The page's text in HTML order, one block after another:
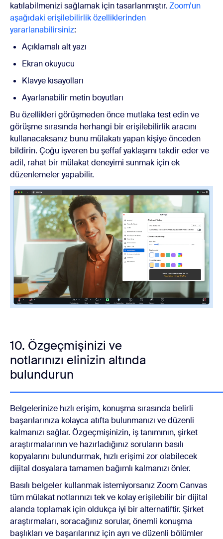
katılabilmenizi sağlamak için tasarlanmıştır. Zoom’un
aşağıdaki erişilebilirlik özelliklerinden
yararlanabilirsiniz:
Açıklamalı alt yazı
Ekran okuyucu
Klavye kısayolları
Ayarlanabilir metin boyutları
Bu özellikleri görüşmeden önce mutlaka test edin ve
görüşme sırasında herhangi bir erişilebilirlik aracını
kullanacaksanız bunu mülakatı yapan kişiye önceden
bildirin. Çoğu işveren bu şeffaf yaklaşımı takdir eder ve
adil, rahat bir mülakat deneyimi sunmak için ek
düzenlemeler yapabilir.
10. Özgeçmişinizi ve
notlarınızı elinizin altında
bulundurun
Belgelerinize hızlı erişim, konuşma sırasında belirli
başarılarınıza kolayca atıfta bulunmanızı ve düzenli
kalmanızı sağlar. Özgeçmişinizin, iş tanımının, şirket
araştırmalarının ve hazırladığınız soruların basılı
kopyalarını bulundurmak, hızlı erişimi zor olabilecek
dijital dosyalara tamamen bağımlı kalmanızı önler.
Basılı belgeler kullanmak istemiyorsanız Zoom Canvas
tüm mülakat notlarınızı tek ve kolay erişilebilir bir dijital
alanda toplamak için oldukça iyi bir alternatiftir. Şirket
araştırmaları, soracağınız sorular, önemli konuşma
başlıkları ve başarılarınız için ayrı ve düzenli bölümler